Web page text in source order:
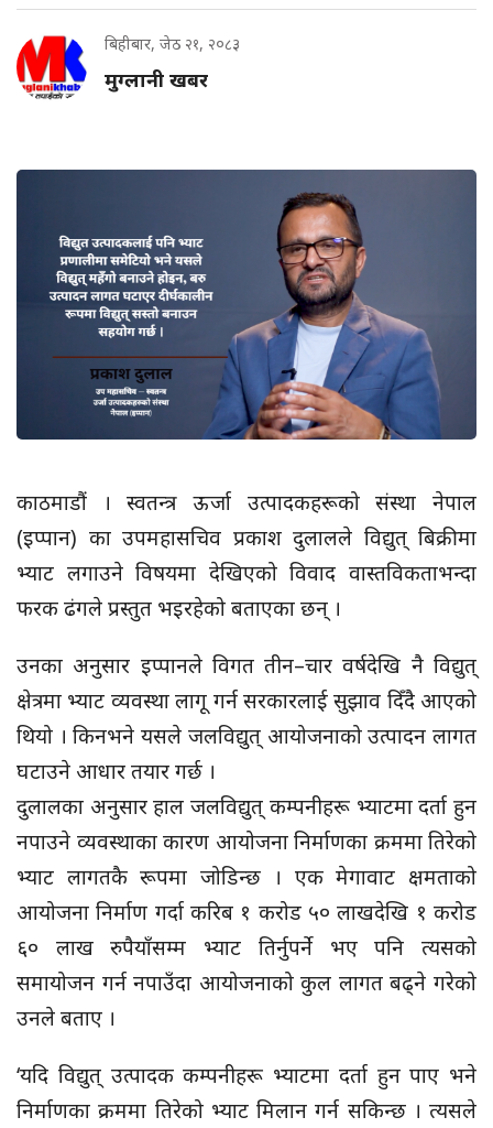
बिहीबार, जेठ २१, २०८३
मुग्लानी खबर
काठमाडौं । स्वतन्त्र ऊर्जा उत्पादकहरूको संस्था नेपाल
(इप्पान) का उपमहासचिव प्रकाश दुलालले विद्युत् बिक्रीमा
भ्याट लगाउने विषयमा देखिएको विवाद वास्तविकताभन्दा
फरक ढंगले प्रस्तुत भइरहेको बताएका छन् ।
उनका अनुसार इप्पानले विगत तीन–चार वर्षदेखि नै विद्युत्
क्षेत्रमा भ्याट व्यवस्था लागू गर्न सरकारलाई सुझाव दिँदै आएको
थियो । किनभने यसले जलविद्युत् आयोजनाको उत्पादन लागत
घटाउने आधार तयार गर्छ ।
दुलालका अनुसार हाल जलविद्युत् कम्पनीहरू भ्याटमा दर्ता हुन
नपाउने व्यवस्थाका कारण आयोजना निर्माणका क्रममा तिरेको
भ्याट लागतकै रूपमा जोडिन्छ । एक मेगावाट क्षमताको
आयोजना निर्माण गर्दा करिब १ करोड ५० लाखदेखि १ करोड
६० लाख रुपैयाँसम्म भ्याट तिर्नुपर्ने भए पनि त्यसको
समायोजन गर्न नपाउँदा आयोजनाको कुल लागत बढ्ने गरेको
उनले बताए ।
‘यदि विद्युत् उत्पादक कम्पनीहरू भ्याटमा दर्ता हुन पाए भने
निर्माणका क्रममा तिरेको भ्याट मिलान गर्न सकिन्छ । त्यसले